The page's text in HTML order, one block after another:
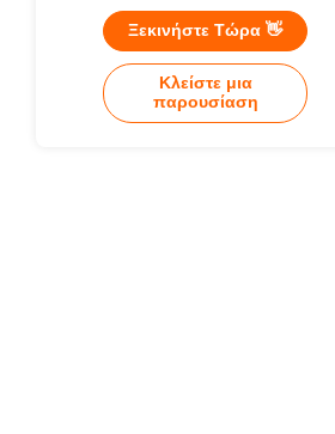
Ξεκινήστε Τώρα 👋
Κλείστε μια
παρουσίαση